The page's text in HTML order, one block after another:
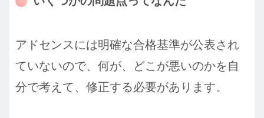
アドセンスには明確な合格基準が公表され
ていないので、何が、どこが悪いのかを自
分で考えて、修正する必要があります。